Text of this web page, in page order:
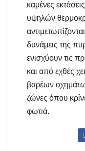
καμένες
υψηλών
δυνάμεις της
ενισχύουν τις
και από εχθές
βαρέων
ζώνες όπου
φωτιά.